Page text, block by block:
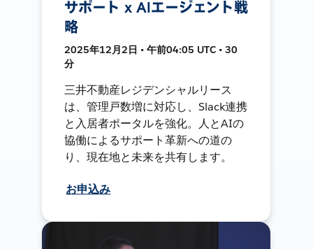
サポート x AIエージェント戦
略
2025年12月2日 • 午前04:05 UTC • 30
分
三井不動産レジデンシャルリース
は、管理戸数増に対応し、Slack連携
と入居者ポータルを強化。人とAIの
協働によるサポート革新への道の
り、現在地と未来を共有します。
お申込み